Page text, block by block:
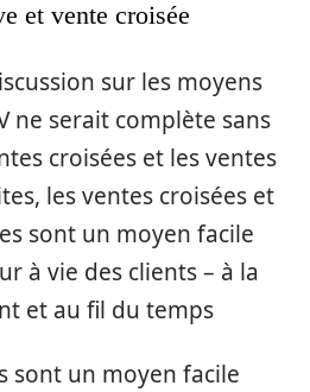
et vente croisée
sur les moyens
ne serait complète sans
croisées et les ventes
les ventes croisées et
sont un moyen facile
à vie des clients – à la
et au fil du temps
sont un moyen facile